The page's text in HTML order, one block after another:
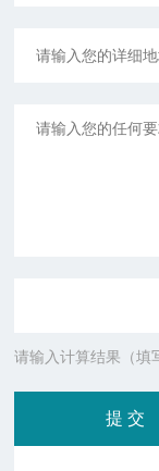
请输入计算结果（填